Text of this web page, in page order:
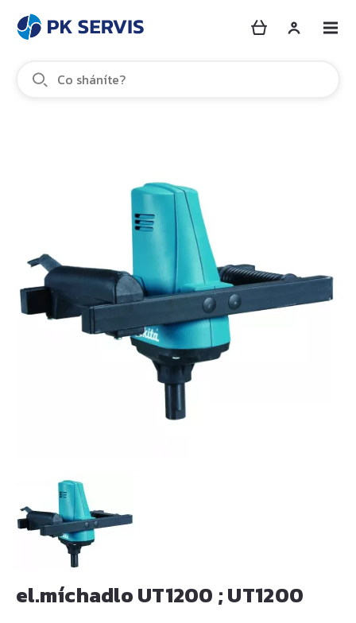
el.míchadlo UT1200 ; UT1200